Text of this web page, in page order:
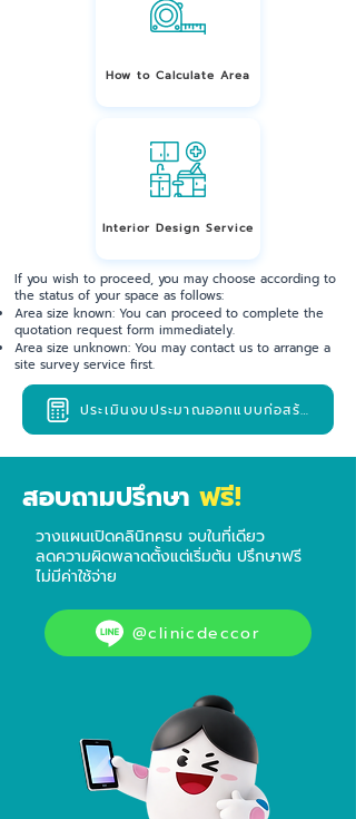
How to Calculate Area
Interior Design Service
If you wish to proceed, you may choose according to
the status of your space as follows:
Area size known: You can proceed to complete the
quotation request form immediately.
Area size unknown: You may contact us to arrange a
site survey service first.
ประเมินงบประมาณออกแบบก่อสร้าง
สอบถามปรึกษา ฟรี!
วางแผนเปิดคลินิกครบ จบในที่เดียว
ลดความผิดพลาดตั้งแต่เริ่มต้น ปรึกษาฟรี
ไม่มีค่าใช้จ่าย
@clinicdeccor